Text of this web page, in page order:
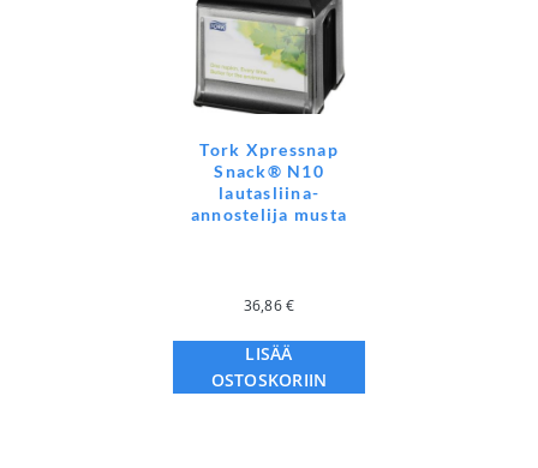
Tork Xpressnap
Snack® N10
lautasliina-
annostelija musta
36,86€
LISÄÄ
OSTOSKORIIN